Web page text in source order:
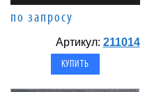
по запросу
Артикул: 211014